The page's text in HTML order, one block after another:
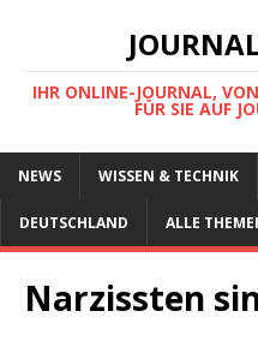
IHR ONLINE-JOURNAL,
FÜR SIE AUF
NEWS WISSEN & TECHNIK
DEUTSCHLAND ALLE
Narzissten